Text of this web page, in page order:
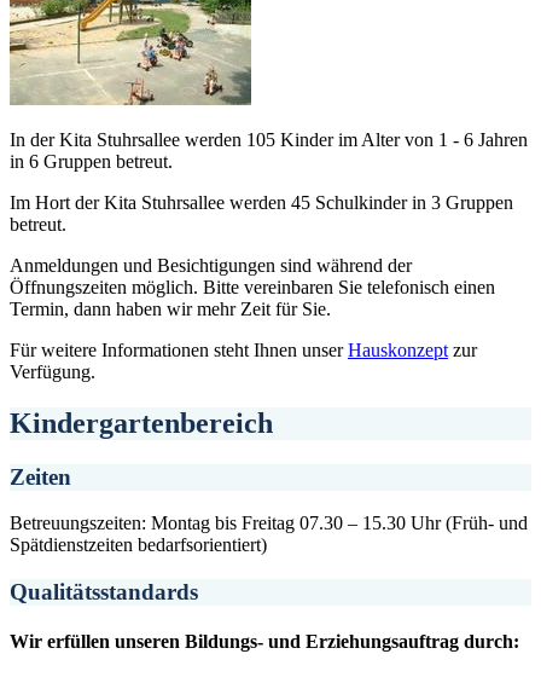
In der Kita Stuhrsallee werden 105 Kinder im Alter von 1 - 6 Jahren
in 6 Gruppen betreut.
Im Hort der Kita Stuhrsallee werden 45 Schulkinder in 3 Gruppen
betreut.
Anmeldungen und Besichtigungen sind während der
Öffnungszeiten möglich. Bitte vereinbaren Sie telefonisch einen
Termin, dann haben wir mehr Zeit für Sie.
Für weitere Informationen steht Ihnen unserHauskonzept zur
Verfügung.
Kindergartenbereich
Zeiten
Betreuungszeiten: Montag bis Freitag 07.30 – 15.30 Uhr (Früh- und
Spätdienstzeiten bedarfsorientiert)
Qualitätsstandards
Wir erfüllen unseren Bildungs- und Erziehungsauftrag durch: